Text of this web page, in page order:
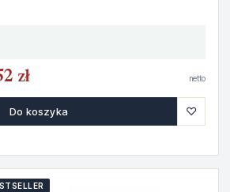
zł netto
Do koszyka ♡